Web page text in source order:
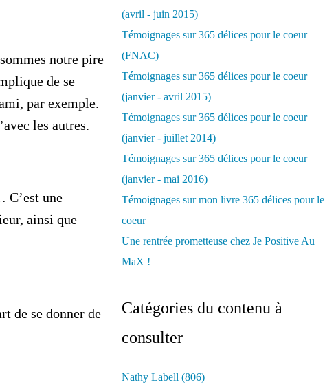
notre pire
de se
par exemple.
les autres.
C’est une
ainsi que
de se donner de
(avril - juin 2015)
Témoignages sur 365 délices pour le coeur
(FNAC)
Témoignages sur 365 délices pour le coeur
(janvier - avril 2015)
Témoignages sur 365 délices pour le coeur
(janvier - juillet 2014)
Témoignages sur 365 délices pour le coeur
(janvier - mai 2016)
Témoignages sur mon livre 365 délices pour le
coeur
Une rentrée prometteuse chez Je Positive Au
MaX !
Catégories du contenu à
consulter
Nathy Labell (806)